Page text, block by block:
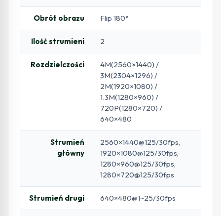
Obrót obrazu Flip 180°
Ilość strumieni 2
Rozdzielczości
4M(2560×1440) /
3M(2304×1296) /
2M(1920×1080) /
1.3M(1280×960) /
720P(1280×720) /
640×480
Strumień
główny
2560×1440@125/30fps,
1920×1080@125/30fps,
1280×960@125/30fps,
1280×720@125/30fps
Strumień drugi 640×480@1~25/30fps